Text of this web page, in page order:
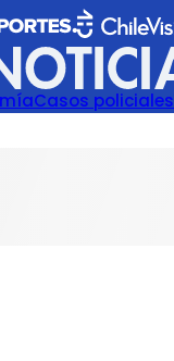
Casos policiales